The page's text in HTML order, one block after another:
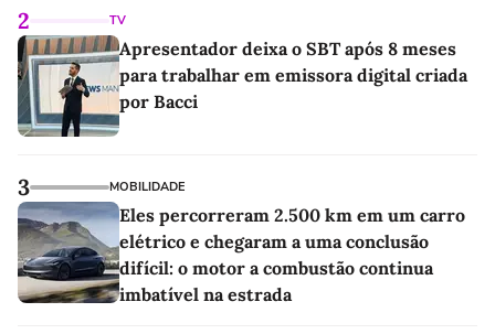
2 TV
Apresentador deixa o SBT após 8 meses
para trabalhar em emissora digital criada
por Bacci
3 MOBILIDADE
Eles percorreram 2.500 km em um carro
elétrico e chegaram a uma conclusão
difícil: o motor a combustão continua
imbatível na estrada